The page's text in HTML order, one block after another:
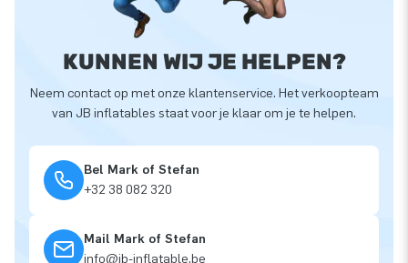
KUNNEN WIJ JE HELPEN?
Neem contact op met onze klantenservice. Het verkoopteam
van JB inflatables staat voor je klaar om je te helpen.
Bel Mark of Stefan
+32 38 082 320
Mail Mark of Stefan
info@jb-inflatable.be